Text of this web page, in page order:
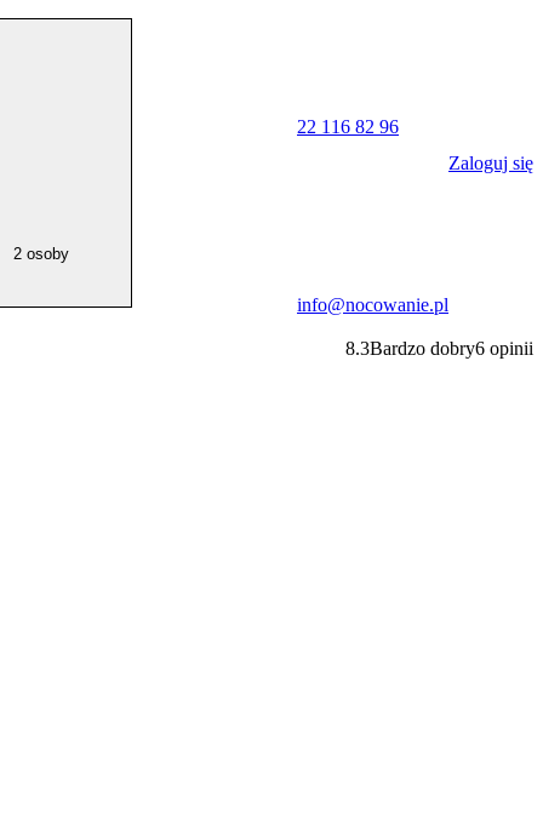
2 osoby
22 116 82 96
info@nocowanie.pl
Zaloguj się
8.3Bardzo dobry6 opinii